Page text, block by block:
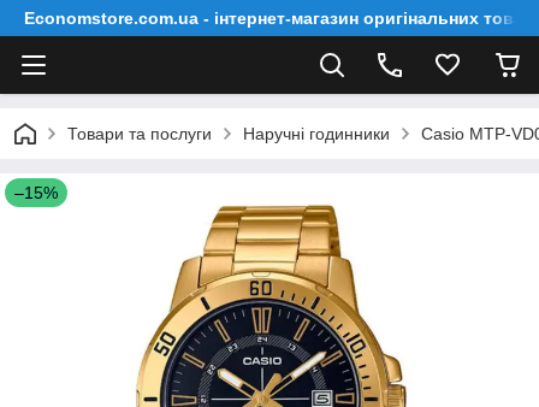
Economstore.com.ua - інтернет-магазин оригінальних
Товари та послуги Наручні годинники Casio MTP-
–15%